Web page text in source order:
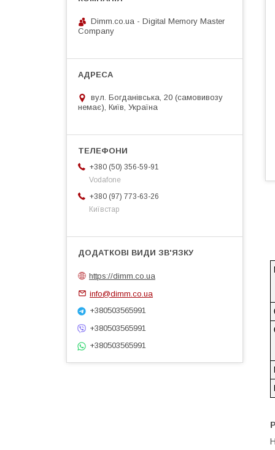
Dimm.co.ua - Digital Memory Master
Company
вул. Богданівська, 20 (самовивозу
немає), Київ, Україна
+380 (50) 356-59-91
Vodafone
+380 (97) 773-63-26
Київстар
https://dimm.co.ua
info@dimm.co.ua
+380503565991
+380503565991
+380503565991